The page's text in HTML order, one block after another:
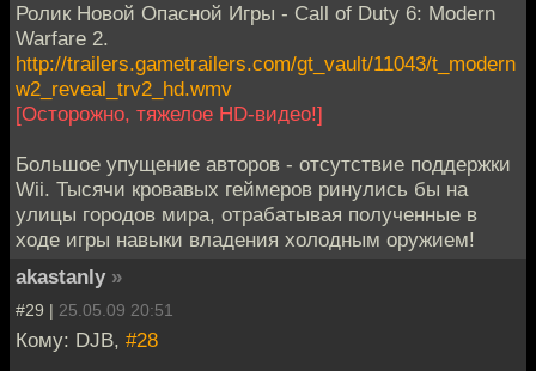
Ролик Новой Опасной Игры - Call of Duty 6: Modern
Warfare 2.
http://trailers.gametrailers.com/gt_vault/11043/t_modern
w2_reveal_trv2_hd.wmv
[Осторожно, тяжелое HD-видео!]
Большое упущение авторов - отсутствие поддержки
Wii. Тысячи кровавых геймеров ринулись бы на
улицы городов мира, отрабатывая полученные в
ходе игры навыки владения холодным оружием!
akastanly »
#29 | 25.05.09 20:51
Кому: DJB, #28